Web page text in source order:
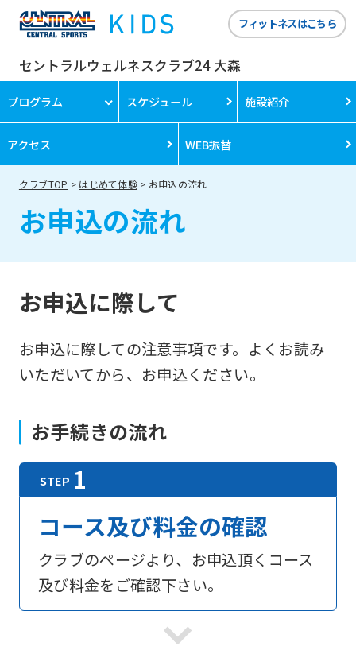
セントラルウェルネスクラブ24 大森
フィットネスはこちら
プログラム スケジュール 施設紹介
アクセス WEB振替
クラブTOP はじめて体験 お申込の流れ
お申込の流れ
お申込に際して
お申込に際しての注意事項です。よくお読み
いただいてから、お申込ください。
お手続きの流れ
コース及び料金の確認
クラブのページより、お申込頂くコース
及び料金をご確認下さい。